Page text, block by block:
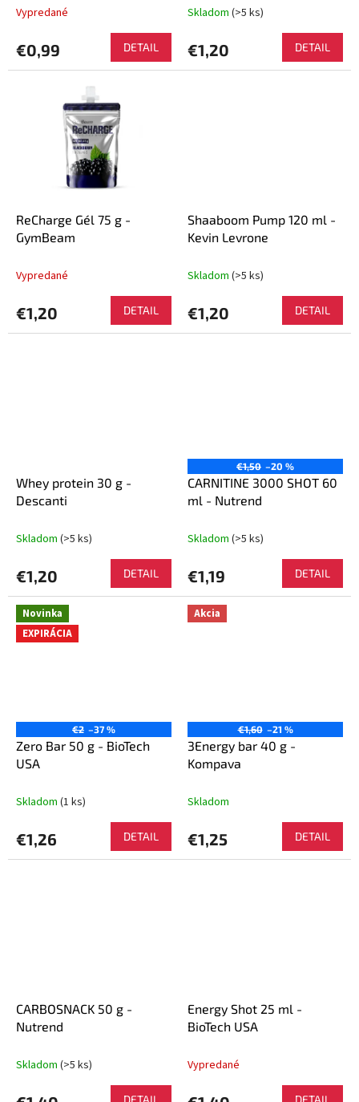
Vypredané
€0,99 DETAIL
Skladom (>5 ks)
€1,20 DETAIL
ReCharge Gél 75 g -
GymBeam
Vypredané
€1,20 DETAIL
Shaaboom Pump 120 ml -
Kevin Levrone
Skladom (>5 ks)
€1,20 DETAIL
Whey protein 30 g -
Descanti
Skladom (>5 ks)
€1,20 DETAIL
€1,50 –20 %
CARNITINE 3000 SHOT 60
ml - Nutrend
Skladom (>5 ks)
€1,19 DETAIL
Novinka
EXPIRÁCIA
€2 –37 %
Zero Bar 50 g - BioTech
USA
Skladom (1 ks)
€1,26 DETAIL
Akcia
€1,60 –21 %
3Energy bar 40 g -
Kompava
Skladom
€1,25 DETAIL
CARBOSNACK 50 g -
Nutrend
Skladom (>5 ks)
DETAIL
Energy Shot 25 ml -
BioTech USA
Vypredané
DETAIL